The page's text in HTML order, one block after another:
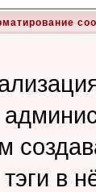
в